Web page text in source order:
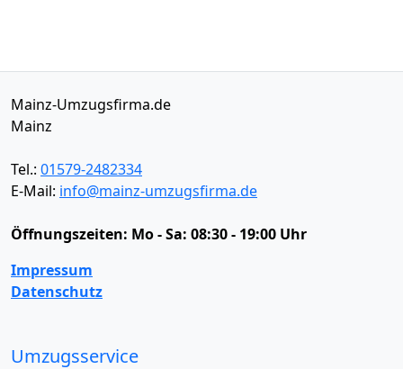
Mainz-Umzugsfirma.de
Mainz
Tel.: 01579-2482334
E-Mail: info@mainz-umzugsfirma.de
Öffnungszeiten: Mo - Sa: 08:30 - 19:00 Uhr
Impressum
Datenschutz
Umzugsservice